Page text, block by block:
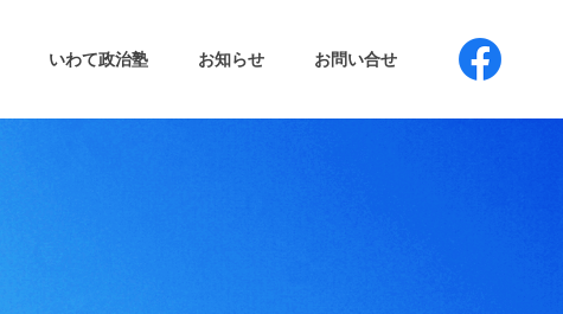
いわて政治塾 お知らせ お問い合せ